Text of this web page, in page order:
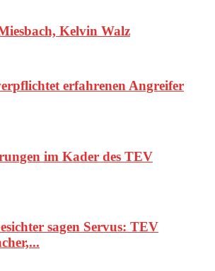
Kelvin Walz
erfahrenen Angreifer
im Kader des TEV
sagen Servus: TEV